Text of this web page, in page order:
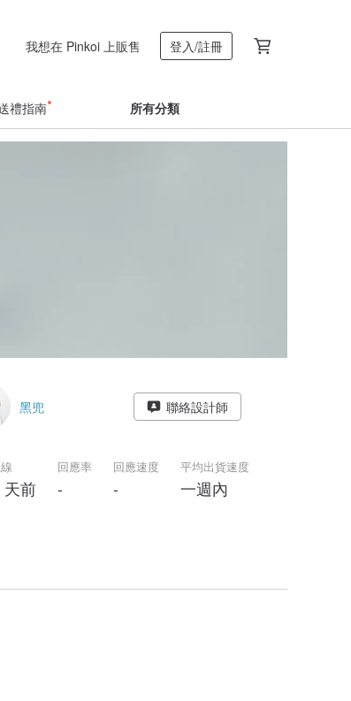
我想在 Pinkoi 上販售 登入/註冊
禮指南 所有分類
黑兜 聯絡設計師
天前
回應率
-
回應速度
-
平均出貨速度
一週內